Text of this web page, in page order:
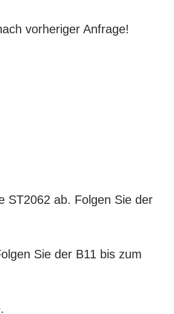
vorheriger Anfrage!
ST2062 ab. Folgen Sie der
Sie der B11 bis zum